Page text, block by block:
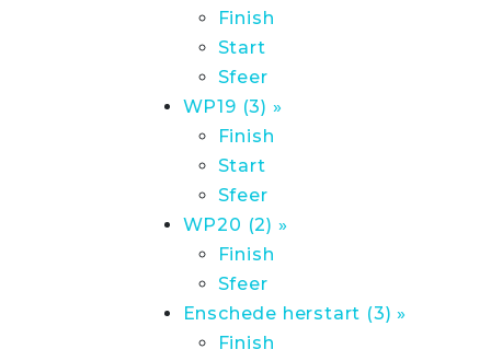
Finish
Start
Sfeer
WP19 (3) »
Finish
Start
Sfeer
WP20 (2) »
Finish
Sfeer
Enschede herstart (3) »
Finish